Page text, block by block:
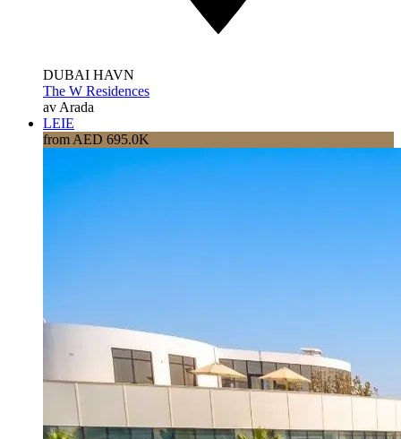
DUBAI HAVN
The W Residences
av Arada
LEIE
from AED 695.0K